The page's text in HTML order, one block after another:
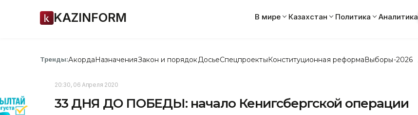
KAZINFORM В мире Казахстан Политика Аналитика
Тренды:АкордаНазначенияЗакон и порядок ДосьеСпецпроектыКонституционная реформаВыборы-2026
20:30, 06 Апреля 2020
33 ДНЯ ДО ПОБЕДЫ: начало Кенигсбергской операции